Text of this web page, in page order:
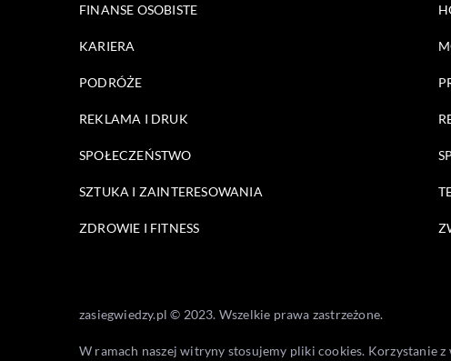
FINANSE OSOBISTE
KARIERA
PODRÓŻE
REKLAMA I DRUK
SPOŁECZEŃSTWO
SZTUKA I ZAINTERESOWANIA
ZDROWIE I FITNESS
zasiegwiedzy.pl © 2023. Wszelkie prawa zastrzeżone.
W ramach naszej witryny stosujemy pliki cookies. Korzystanie